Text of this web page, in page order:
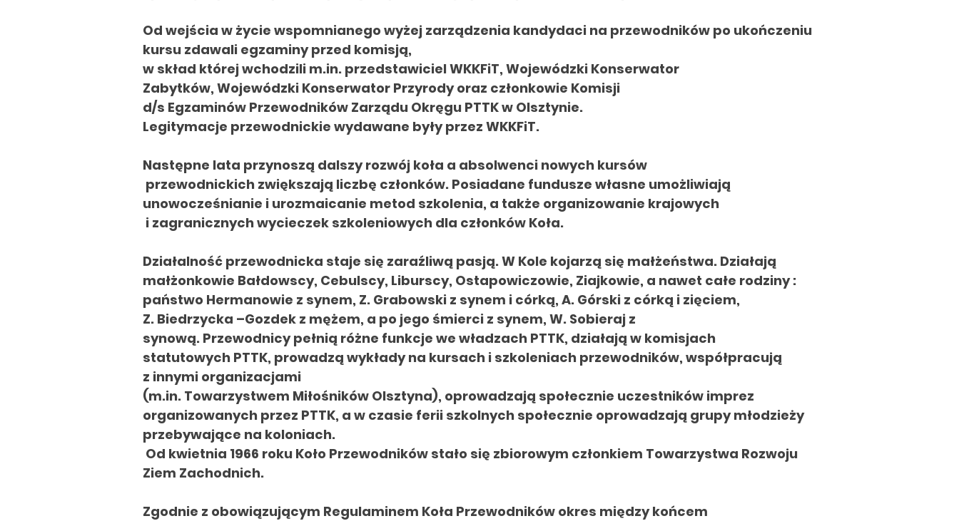
Od wejścia w życie wspomnianego wyżej zarządzenia kandydaci na przewodników po ukończeniu
kursu zdawali egzaminy przed komisją,
w skład której wchodzili m.in. przedstawiciel WKKFiT, Wojewódzki Konserwator
Zabytków, Wojewódzki Konserwator Przyrody oraz członkowie Komisji
d/s Egzaminów Przewodników Zarządu Okręgu PTTK w Olsztynie.
Legitymacje przewodnickie wydawane były przez WKKFiT.
Następne lata przynoszą dalszy rozwój koła a absolwenci nowych kursów
przewodnickich zwiększają liczbę członków. Posiadane fundusze własne umożliwiają
unowocześnianie i urozmaicanie metod szkolenia, a także organizowanie krajowych
i zagranicznych wycieczek szkoleniowych dla członków Koła.
Działalność przewodnicka staje się zaraźliwą pasją. W Kole kojarzą się małżeństwa. Działają
małżonkowie Bałdowscy, Cebulscy, Liburscy, Ostapowiczowie, Ziajkowie, a nawet całe rodziny :
państwo Hermanowie z synem, Z. Grabowski z synem i córką, A. Górski z córką i zięciem,
Z. Biedrzycka –Gozdek z mężem, a po jego śmierci z synem, W. Sobieraj z
synową. Przewodnicy pełnią różne funkcje we władzach PTTK, działają w komisjach
statutowych PTTK, prowadzą wykłady na kursach i szkoleniach przewodników, współpracują
z innymi organizacjami
(m.in. Towarzystwem Miłośników Olsztyna), oprowadzają społecznie uczestników imprez
organizowanych przez PTTK, a w czasie ferii szkolnych społecznie oprowadzają grupy młodzieży
przebywające na koloniach.
Od kwietnia 1966 roku Koło Przewodników stało się zbiorowym członkiem Towarzystwa Rozwoju
Ziem Zachodnich.
Zgodnie z obowiązującym Regulaminem Koła Przewodników okres między końcem